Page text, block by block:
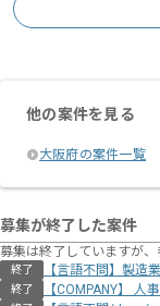
他の案件を見る
大阪府の案件一覧
募集が終了した案件
募集は終了していますが
終了 【言語不問】製造
終了 【COMPANY】 人